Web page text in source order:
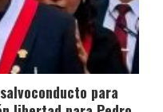
para